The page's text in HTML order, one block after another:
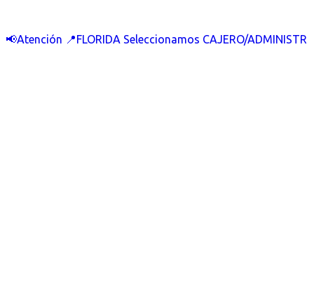
📢Atención 📍FLORIDA Seleccionamos CAJERO/ADMINISTR